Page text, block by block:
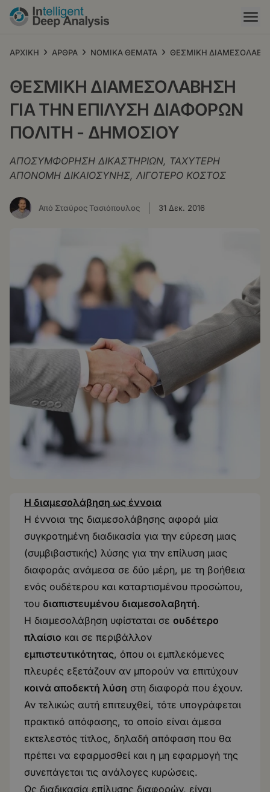
Παράκαμψη
προς
κυρίως
ΑΡΧΙΚΗ › ΑΡΘΡΑ › ΝΟΜΙΚΑ ΘΕΜΑΤΑ › ΘΕΣΜΙΚΗ
ΘΕΣΜΙΚΗ ΔΙΑΜΕΣΟΛΑΒΗΣΗ
ΓΙΑ ΤΗΝ ΕΠΙΛΥΣΗ ΔΙΑΦΟΡΩΝ
ΠΟΛΙΤΗ - ΔΗΜΟΣΙΟΥ
ΑΠΟΣΥΜΦΟΡΗΣΗ ΔΙΚΑΣΤΗΡΙΩΝ, ΤΑΧΥΤΕΡΗ
ΑΠΟΝΟΜΗ ΔΙΚΑΙΟΣΥΝΗΣ, ΛΙΓΟΤΕΡΟ ΚΟΣΤΟΣ
Από Σταύρος Τασιόπουλος 31 Δεκ. 2016
Η διαμεσολάβηση ως έννοια
Η έννοια της διαμεσολάβησης αφορά μία
συγκροτημένη διαδικασία για την εύρεση μιας
(συμβιβαστικής) λύσης για την επίλυση μιας
διαφοράς ανάμεσα σε δύο μέρη, με τη βοήθεια
ενός ουδέτερου και καταρτισμένου προσώπου,
του διαπιστευμένου διαμεσολαβητή.
Η διαμεσολάβηση υφίσταται σε ουδέτερο
πλαίσιο και σε περιβάλλον
εμπιστευτικότητας, όπου οι εμπλεκόμενες
πλευρές εξετάζουν αν μπορούν να επιτύχουν
κοινά αποδεκτή λύση στη διαφορά που έχουν.
Αν τελικώς αυτή επιτευχθεί, τότε υπογράφεται
πρακτικό απόφασης, το οποίο είναι άμεσα
εκτελεστός τίτλος, δηλαδή απόφαση που θα
πρέπει να εφαρμοσθεί και η μη εφαρμογή της
συνεπάγεται τις ανάλογες κυρώσεις.
Ως διαδικασία επίλυσης διαφορών, είναι